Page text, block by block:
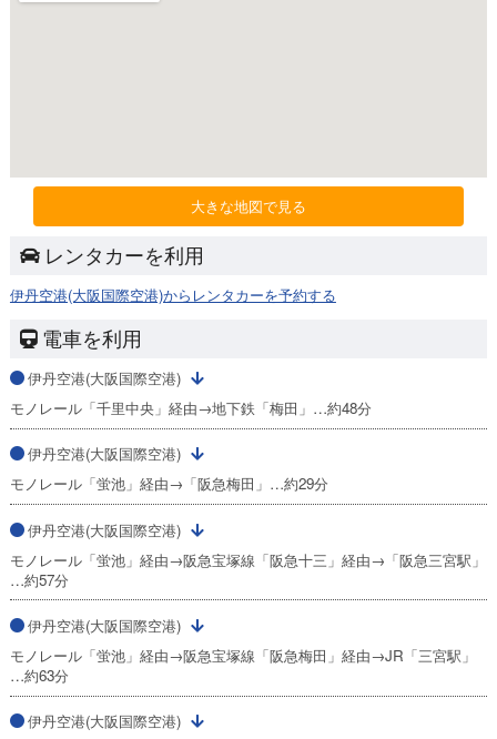
大きな地図で見る
レンタカーを利用
伊丹空港(大阪国際空港)からレンタカーを予約する
電車を利用
伊丹空港(大阪国際空港)
モノレール「千里中央」経由→地下鉄「梅田」…約48分
伊丹空港(大阪国際空港)
モノレール「蛍池」経由→「阪急梅田」…約29分
伊丹空港(大阪国際空港)
モノレール「蛍池」経由→阪急宝塚線「阪急十三」経由→「阪急三宮駅」
…約57分
伊丹空港(大阪国際空港)
モノレール「蛍池」経由→阪急宝塚線「阪急梅田」経由→JR「三宮駅」
…約63分
伊丹空港(大阪国際空港)